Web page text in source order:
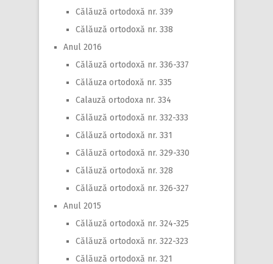
Călăuză ortodoxă nr. 339
Călăuză ortodoxă nr. 338
Anul 2016
Călăuză ortodoxă nr. 336-337
Călăuza ortodoxă nr. 335
Calauză ortodoxa nr. 334
Călăuză ortodoxă nr. 332-333
Călăuză ortodoxă nr. 331
Călăuză ortodoxă nr. 329-330
Călăuză ortodoxă nr. 328
Călăuză ortodoxă nr. 326-327
Anul 2015
Călăuză ortodoxă nr. 324-325
Călăuză ortodoxă nr. 322-323
Călăuză ortodoxă nr. 321